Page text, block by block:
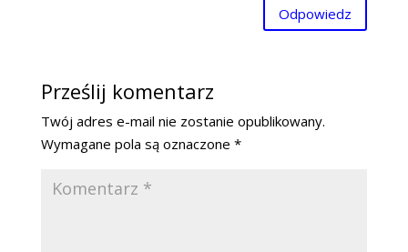
Odpowiedz
Prześlij komentarz
Twój adres e-mail nie zostanie opublikowany.
Wymagane pola są oznaczone *